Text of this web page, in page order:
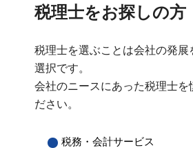
税理士をお探しの方
税理士を選ぶことは会社の発展
選択です。
会社のニースにあった税理士を
ださい。
税務・会計サービス